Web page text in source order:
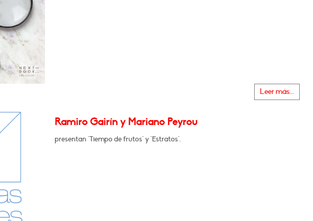
Leer más...
Ramiro Gairín y Mariano Peyrou
presentan "Tiempo de frutos" y "Estratos".